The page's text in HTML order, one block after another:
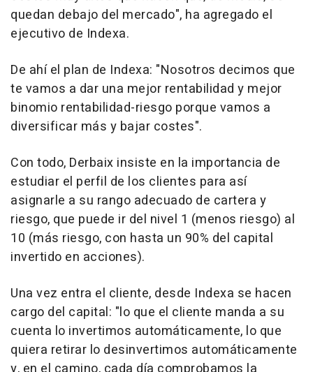
quedan debajo del mercado", ha agregado el
ejecutivo de Indexa.
De ahí el plan de Indexa: "Nosotros decimos que
te vamos a dar una mejor rentabilidad y mejor
binomio rentabilidad-riesgo porque vamos a
diversificar más y bajar costes".
Con todo, Derbaix insiste en la importancia de
estudiar el perfil de los clientes para así
asignarle a su rango adecuado de cartera y
riesgo, que puede ir del nivel 1 (menos riesgo) al
10 (más riesgo, con hasta un 90% del capital
invertido en acciones).
Una vez entra el cliente, desde Indexa se hacen
cargo del capital: "lo que el cliente manda a su
cuenta lo invertimos automáticamente, lo que
quiera retirar lo desinvertimos automáticamente